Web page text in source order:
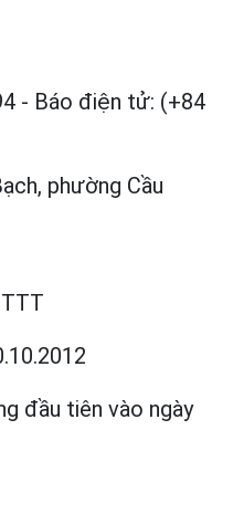
- Báo điện tử: (+84
phường Cầu
đầu tiên vào ngày